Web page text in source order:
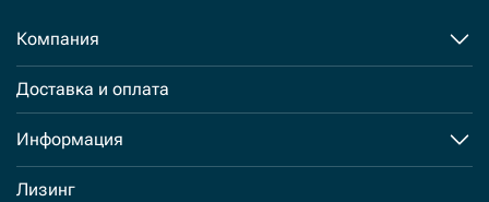
Компания
Доставка и оплата
Информация
Лизинг